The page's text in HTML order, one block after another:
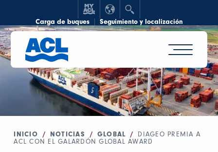
Carga de buques Seguimiento y localización
INICIO / NOTICIAS / GLOBAL /
DIAGEO PREMIA A
ACL CON EL GALARDÓN GLOBAL AWARD